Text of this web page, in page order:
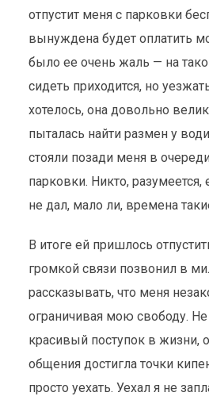
отпустит меня с парковки
вынуждена будет оплатить
было ее очень жаль — на
сидеть приходится, но
хотелось, она довольно
пыталась найти размен у
стояли позади меня в
парковки. Никто,
не дал, мало ли, времена
В итоге ей пришлось
громкой связи позвонил в
рассказывать, что меня
ограничивая мою свободу.
красивый поступок в жизни,
общения достигла точки
просто уехать. Уехал я не